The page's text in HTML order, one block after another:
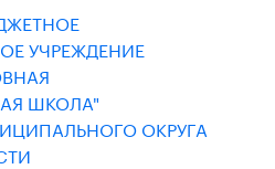
УЧРЕЖДЕНИЕ
ШКОЛА"
ОКРУГА